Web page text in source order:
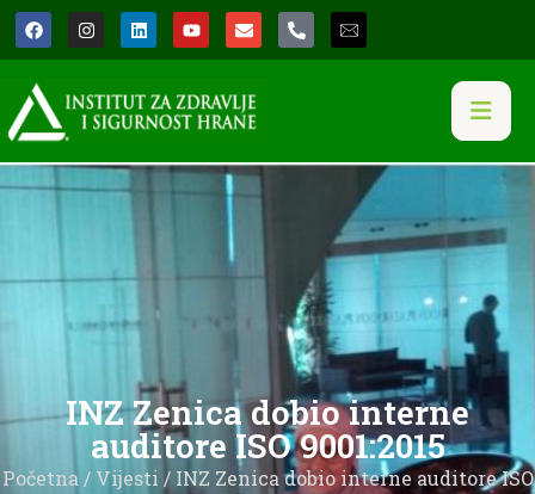
INZ Zenica dobio interne
auditore ISO 9001:2015
Početna / Vijesti / INZ Zenica dobio interne auditore ISO